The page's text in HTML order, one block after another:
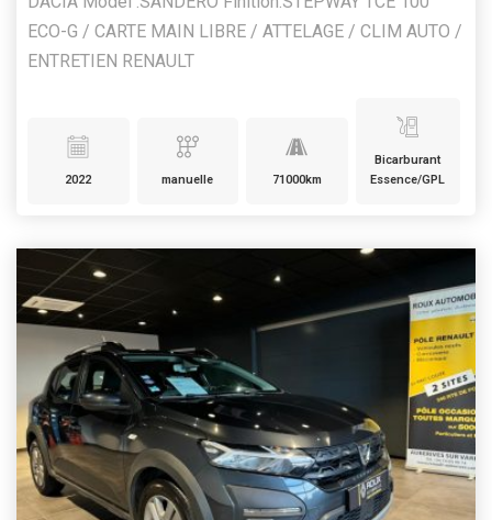
ECO-G / CARTE MAIN LIBRE / ATTELAGE / CLIM AUTO /
ENTRETIEN RENAULT
2022 manuelle 71000km
Bicarburant
Essence/GPL